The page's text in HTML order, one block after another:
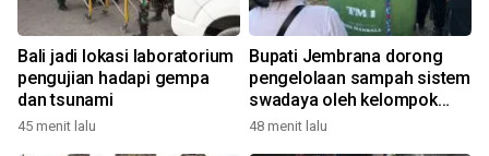
Bali jadi lokasi laboratorium
pengujian hadapi gempa
dan tsunami
45 menit lalu
Bupati Jembrana dorong
pengelolaan sampah sistem
swadaya oleh kelompok
masyarakat
48 menit lalu